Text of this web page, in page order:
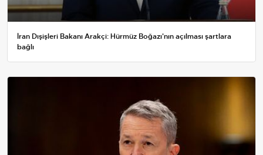
İran Dışişleri Bakanı Arakçi: Hürmüz Boğazı'nın açılması şartlara
bağlı